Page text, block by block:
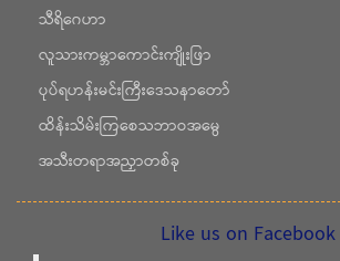
သီရိဂေဟာ
လူသားကမ္ဘာကောင်းကျိုးဖြာ
ပုပ်ရဟန်းမင်းကြီးဒေသနာတော်
ထိန်းသိမ်းကြစေသဘာဝအမွေ
အသီးတရာအညှာတစ်ခု
Like us on Facebook